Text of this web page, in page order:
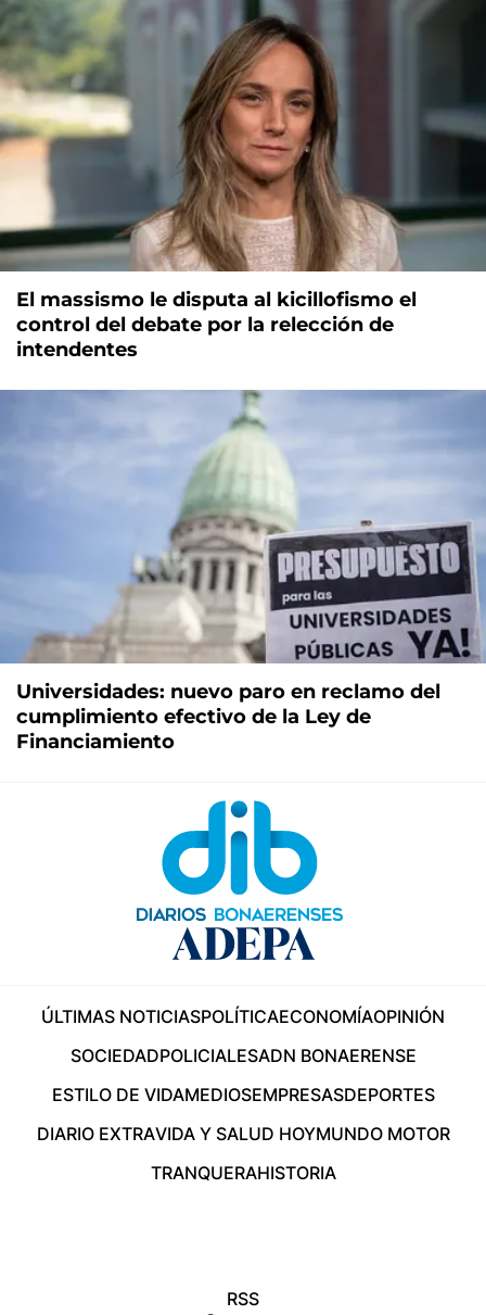
El massismo le disputa al kicillofismo el
control del debate por la relección de
intendentes
Universidades: nuevo paro en reclamo del
cumplimiento efectivo de la Ley de
Financiamiento
ÚLTIMAS NOTICIASPOLÍTICAECONOMÍAOPINIÓN
SOCIEDADPOLICIALESADN BONAERENSE
ESTILO DE VIDAMEDIOSEMPRESASDEPORTES
DIARIO EXTRAVIDA Y SALUD HOYMUNDO MOTOR
TRANQUERAHISTORIA
RSS